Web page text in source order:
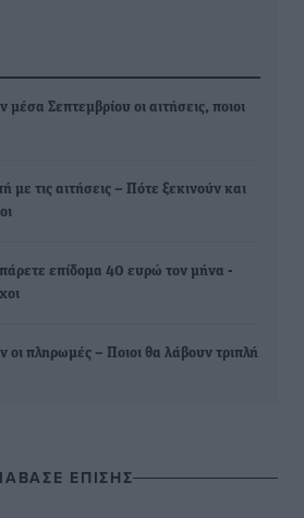
Σεπτεμβρίου οι αιτήσεις, ποιοι
με τις αιτήσεις – Πότε ξεκινούν και
επίδομα 40 ευρώ τον μήνα -
οι πληρωμές – Ποιοι θα λάβουν τριπλή
ΕΠΙΣΗΣ